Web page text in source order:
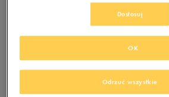
Brak produktów do
usuń wybrane filtry
Dostosuj
Odrzuć wszystkie
OK